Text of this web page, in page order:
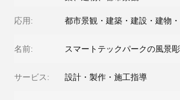
応用: 都市景観・建築・建設・建物
名前: スマートテックパークの風景
サービス: 設計・製作・施工指導